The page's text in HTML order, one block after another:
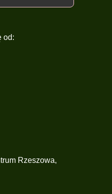
od:
Rzeszowa,